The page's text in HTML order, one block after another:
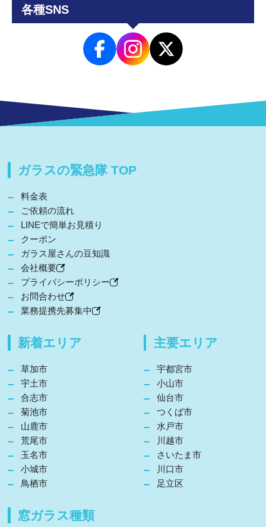
各種SNS
ガラスの緊急隊 TOP
料金表
ご依頼の流れ
LINEで簡単お見積り
クーポン
ガラス屋さんの豆知識
会社概要
プライバシーポリシー
お問合わせ
業務提携先募集中
新着エリア
草加市
宇土市
合志市
菊池市
山鹿市
荒尾市
玉名市
小城市
鳥栖市
主要エリア
宇都宮市
小山市
仙台市
つくば市
水戸市
川越市
さいたま市
川口市
足立区
窓ガラス種類